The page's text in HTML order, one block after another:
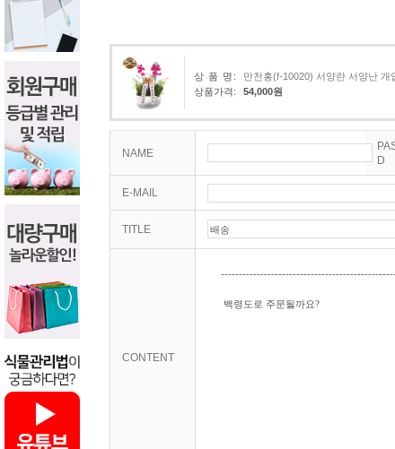
상 품 명:
만천홍(f-10020) 서양란 서양난
상품가격:
54,000원
NAME
D
E-MAIL
TITLE
CONTENT